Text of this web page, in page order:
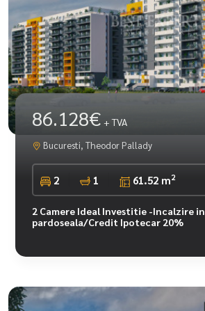
86.128€ + TVA
Bucuresti, Theodor Pallady
2 1 61.52 m2
2 Camere Ideal Investitie -Incalzire in
pardoseala/Credit Ipotecar 20%